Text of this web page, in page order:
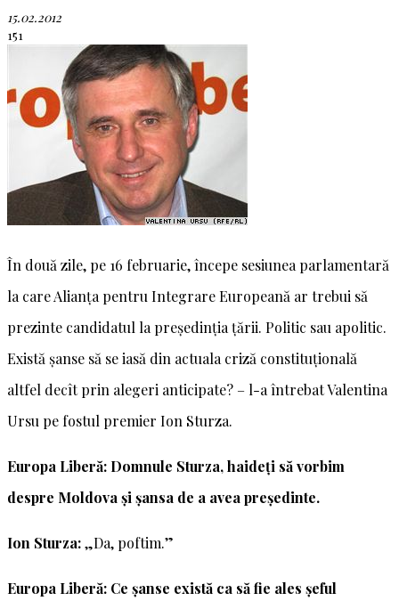
15.02.2012
151
În două zile, pe 16 februarie, începe sesiunea parlamentară
la care Alianța pentru Integrare Europeană ar trebui să
prezinte candidatul la președinția țării. Politic sau apolitic.
Există șanse să se iasă din actuala criză constituțională
altfel decît prin alegeri anticipate? – l-a întrebat Valentina
Ursu pe fostul premier Ion Sturza.
Europa Liberă: Domnule Sturza, haideți să vorbim
despre Moldova și șansa de a avea președinte.
Ion Sturza:„Da, poftim.”
Europa Liberă: Ce șanse există ca să fie ales șeful